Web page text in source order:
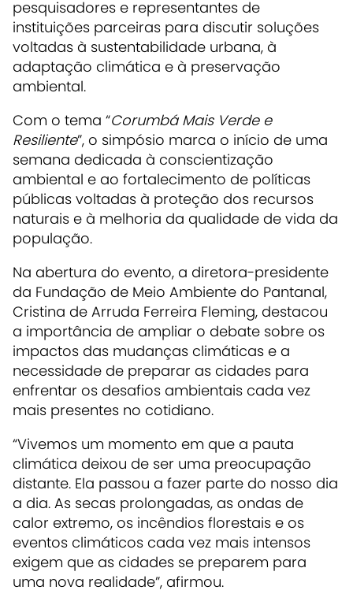
pesquisadores e representantes de
instituições parceiras para discutir soluções
voltadas à sustentabilidade urbana, à
adaptação climática e à preservação
ambiental.
Com o tema “Corumbá Mais Verde e
Resiliente”, o simpósio marca o início de uma
semana dedicada à conscientização
ambiental e ao fortalecimento de políticas
públicas voltadas à proteção dos recursos
naturais e à melhoria da qualidade de vida da
população.
Na abertura do evento, a diretora-presidente
da Fundação de Meio Ambiente do Pantanal,
Cristina de Arruda Ferreira Fleming, destacou
a importância de ampliar o debate sobre os
impactos das mudanças climáticas e a
necessidade de preparar as cidades para
enfrentar os desafios ambientais cada vez
mais presentes no cotidiano.
“Vivemos um momento em que a pauta
climática deixou de ser uma preocupação
distante. Ela passou a fazer parte do nosso dia
a dia. As secas prolongadas, as ondas de
calor extremo, os incêndios florestais e os
eventos climáticos cada vez mais intensos
exigem que as cidades se preparem para
uma nova realidade”, afirmou.